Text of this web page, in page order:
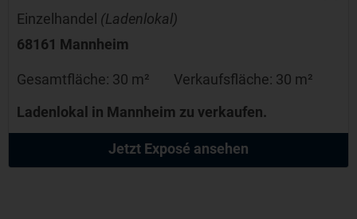
Einzelhandel (Ladenlokal)
68161 Mannheim
Gesamtfläche: 30 m² Verkaufsfläche: 30 m²
Ladenlokal in Mannheim zu verkaufen.
Jetzt Exposé ansehen